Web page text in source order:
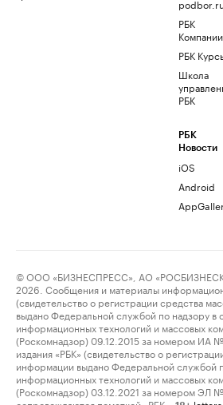
РБК
Компании
РБК
Школа
РБК
РБК
Новости
iOS
Android
© ООО «БИЗНЕСПРЕСС», АО
2026. Сообщения и материалы
(свидетельство о регистрации средства
выдано Федеральной службой по надзору в
информационных технологий и массовых
(Роскомнадзор) 09.12.2015 за номером ИА
издания «РБК» (свидетельство о
информации выдано Федеральной службой
информационных технологий и массовых
(Роскомнадзор) 03.12.2021 за номером ЭЛ